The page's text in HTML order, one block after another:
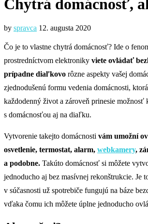
Chytrá domácnosť,
by spravca 12. augusta 2020
Čo je to vlastne chytrá domácnosť? Ide o
prostredníctvom elektroniky viete ovládať
prípadne diaľkovo rôzne aspekty vašej
zjednodušenú formu vedenia domácnosti,
každodenný život a zároveň prinesie
s domácnosťou aj na diaľku.
Vytvorenie takejto domácnosti vám umožní
osvetlenie, termostat, alarm, webkamery,
a podobne. Takúto domácnosť si môžete
jednoducho aj bez masívnej rekonštrukcie. Je
v súčasnosti už spotrebiče fungujú na báze
vďaka čomu ich môžete úplne jednoducho